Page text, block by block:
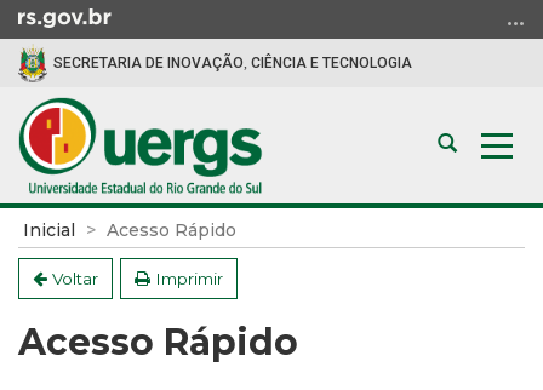
para
conteúdo
para
menu
para
busca
SECRETARIA DE INOVAÇÃO, CIÊNCIA E TECNOLOGIA
Abrir
busca
Início
do
conteúdo
Inicial Acesso Rápido
Voltar Imprimir
Acesso Rápido